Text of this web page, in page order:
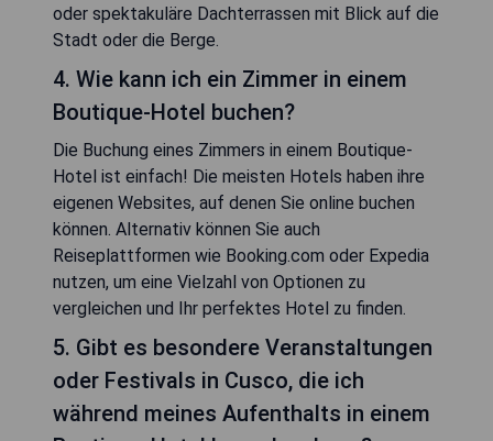
oder spektakuläre Dachterrassen mit Blick auf die
Stadt oder die Berge.
4. Wie kann ich ein Zimmer in einem
Boutique-Hotel buchen?
Die Buchung eines Zimmers in einem Boutique-
Hotel ist einfach! Die meisten Hotels haben ihre
eigenen Websites, auf denen Sie online buchen
können. Alternativ können Sie auch
Reiseplattformen wie Booking.com oder Expedia
nutzen, um eine Vielzahl von Optionen zu
vergleichen und Ihr perfektes Hotel zu finden.
5. Gibt es besondere Veranstaltungen
oder Festivals in Cusco, die ich
während meines Aufenthalts in einem